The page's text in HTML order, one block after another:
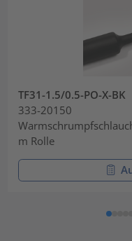
TF31-1.5/0.5-PO-X-BK
333-20150
m Rolle